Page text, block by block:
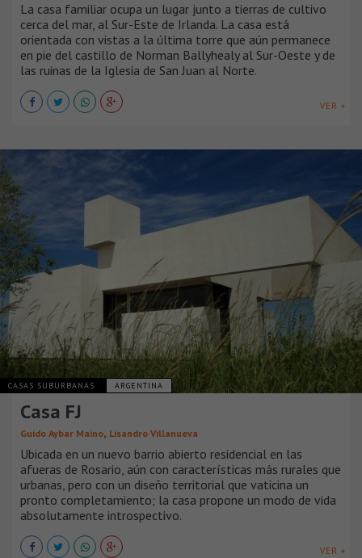
La casa familiar ocupa un lugar junto a tierras de cultivo
cerca del mar, al Sur-Este de Irlanda. La casa está
orientada con vistas a la última torre que aún permanece
en pie del castillo de Norman Ballyhealy al Sur-Oeste y de
las ruinas de la Iglesia de San Juan al Norte.
VER +
CASAS SUBURBANAS ARGENTINA
Casa FJ
Guido Aybar Maino, Lisandro Villanueva
Ubicada en un nuevo barrio abierto residencial en las
afueras de Rosario, aún con características más rurales que
urbanas, pero con un diseño territorial que vaticina un
pronto completamiento; la casa propone un modo de vida
absolutamente introspectivo.
VER +